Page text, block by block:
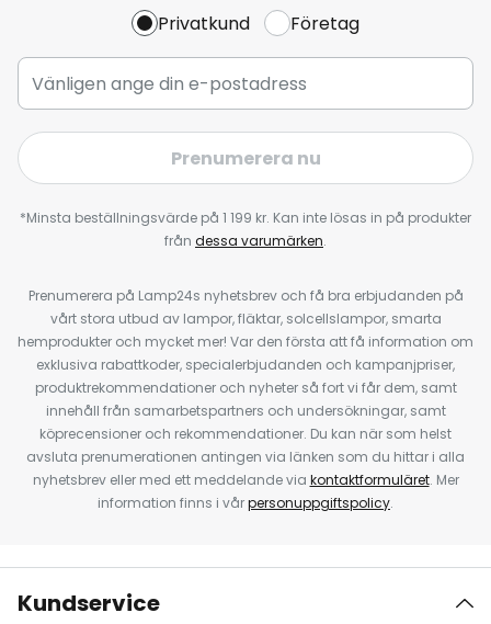
Privatkund Företag
Prenumerera nu
*Minsta beställningsvärde på 1 199 kr. Kan inte lösas in på produkter
från dessa varumärken.
Prenumerera på Lamp24s nyhetsbrev och få bra erbjudanden på
vårt stora utbud av lampor, fläktar, solcellslampor, smarta
hemprodukter och mycket mer! Var den första att få information om
exklusiva rabattkoder, specialerbjudanden och kampanjpriser,
produktrekommendationer och nyheter så fort vi får dem, samt
innehåll från samarbetspartners och undersökningar, samt
köprecensioner och rekommendationer. Du kan när som helst
avsluta prenumerationen antingen via länken som du hittar i alla
nyhetsbrev eller med ett meddelande via kontaktformuläret. Mer
information finns i vårpersonuppgiftspolicy.
Kundservice